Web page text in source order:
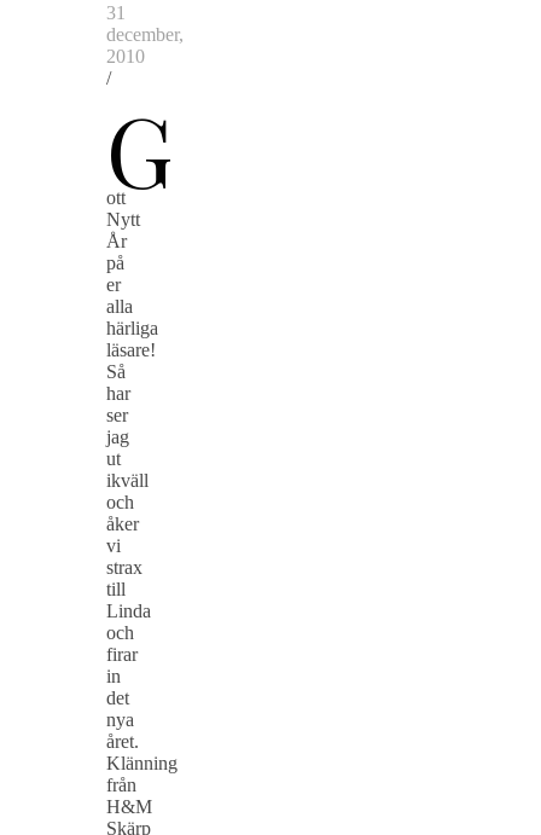
31
december,
2010
/
G
ott
Nytt
År
på
er
alla
härliga
läsare!
Så
har
ser
jag
ut
ikväll
och
åker
vi
strax
till
Linda
och
firar
in
det
nya
året.
Klänning
från
H&M
Skärp